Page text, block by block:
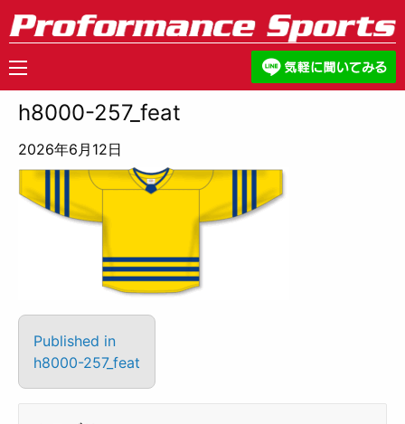
h8000-257_feat
2026年6月12日
Published in
h8000-257_feat